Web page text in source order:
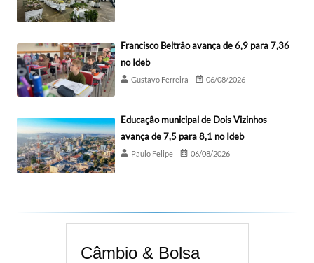
Francisco Beltrão avança de 6,9 para 7,36
no Ideb
Gustavo Ferreira 06/08/2026
Educação municipal de Dois Vizinhos
avança de 7,5 para 8,1 no Ideb
Paulo Felipe 06/08/2026
Câmbio & Bolsa